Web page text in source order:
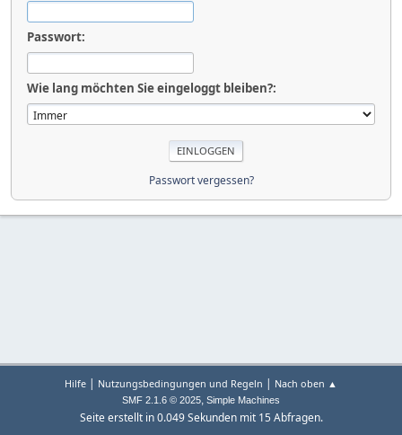
Passwort:
Wie lang möchten Sie eingeloggt bleiben?:
Passwort vergessen?
Hilfe | Nutzungsbedingungen und Regeln | Nach oben ▲
SMF 2.1.6 © 2025, Simple Machines
Seite erstellt in 0.049 Sekunden mit 15 Abfragen.